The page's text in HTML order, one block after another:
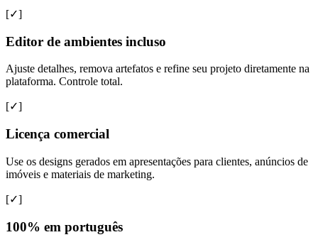
[✓]
Editor de ambientes incluso
Ajuste detalhes, remova artefatos e refine seu projeto diretamente na
plataforma. Controle total.
[✓]
Licença comercial
Use os designs gerados em apresentações para clientes, anúncios de
imóveis e materiais de marketing.
[✓]
100% em português